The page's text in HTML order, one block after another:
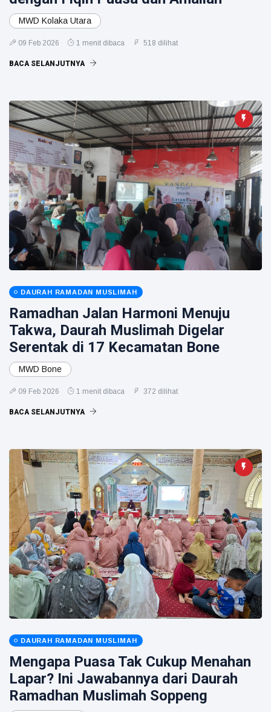
MWD Kolaka Utara
09 Feb 2026 1 menit dibaca 518 dilihat
BACA SELANJUTNYA
DAURAH RAMADAN MUSLIMAH
Ramadhan Jalan Harmoni Menuju
Takwa, Daurah Muslimah Digelar
Serentak di 17 Kecamatan Bone
MWD Bone
09 Feb 2026 1 menit dibaca 372 dilihat
BACA SELANJUTNYA
DAURAH RAMADAN MUSLIMAH
Mengapa Puasa Tak Cukup Menahan
Lapar? Ini Jawabannya dari Daurah
Ramadhan Muslimah Soppeng